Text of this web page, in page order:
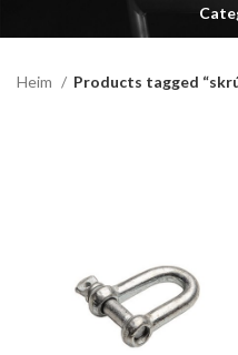
Heim Products tagged